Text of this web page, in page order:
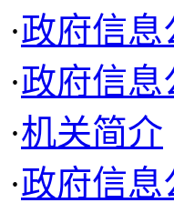
·政府信息
·政府信息
·机关简介
·政府信息